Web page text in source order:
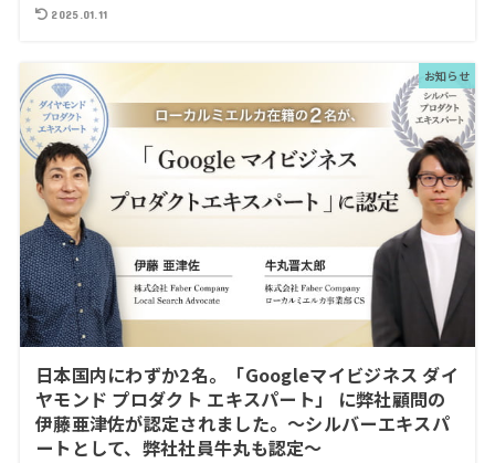
2025.01.11
お知らせ
日本国内にわずか2名。「Googleマイビジネス ダイ
ヤモンド プロダクト エキスパート」 に弊社顧問の
伊藤亜津佐が認定されました。～シルバーエキスパ
ートとして、弊社社員牛丸も認定～